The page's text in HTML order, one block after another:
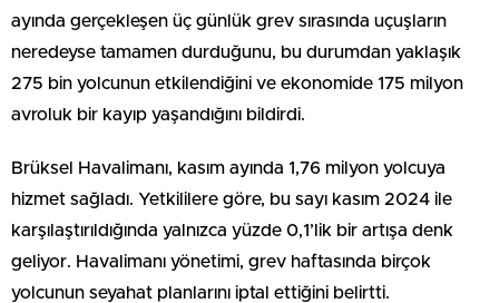
ayında gerçekleşen üç günlük grev sırasında uçuşların
neredeyse tamamen durduğunu, bu durumdan yaklaşık
275 bin yolcunun etkilendiğini ve ekonomide 175 milyon
avroluk bir kayıp yaşandığını bildirdi.
Brüksel Havalimanı, kasım ayında 1,76 milyon yolcuya
hizmet sağladı. Yetkililere göre, bu sayı kasım 2024 ile
karşılaştırıldığında yalnızca yüzde 0,1’lik bir artışa denk
geliyor. Havalimanı yönetimi, grev haftasında birçok
yolcunun seyahat planlarını iptal ettiğini belirtti.